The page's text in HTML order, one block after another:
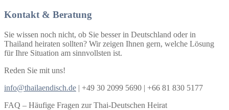
Kontakt & Beratung
Sie wissen noch nicht, ob Sie besser in Deutschland oder in
Thailand heiraten sollten? Wir zeigen Ihnen gern, welche Lösung
für Ihre Situation am sinnvollsten ist.
Reden Sie mit uns!
info@thailaendisch.de | +49 30 2099 5690 | +66 81 830 5177
FAQ – Häufige Fragen zur Thai-Deutschen Heirat